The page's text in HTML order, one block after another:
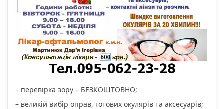
– перевірка зору – БЕЗКОШТОВНО;
– великій вибір оправ, готових окулярів та аксесуарів;